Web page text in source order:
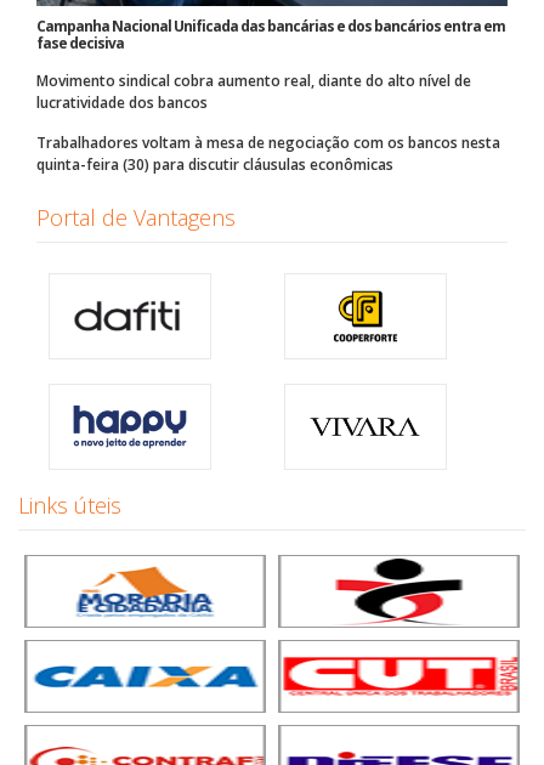
Campanha Nacional Unificada das bancárias e dos bancários entra em
fase decisiva
Movimento sindical cobra aumento real, diante do alto nível de
lucratividade dos bancos
Trabalhadores voltam à mesa de negociação com os bancos nesta
quinta-feira (30) para discutir cláusulas econômicas
Portal de Vantagens
Links úteis